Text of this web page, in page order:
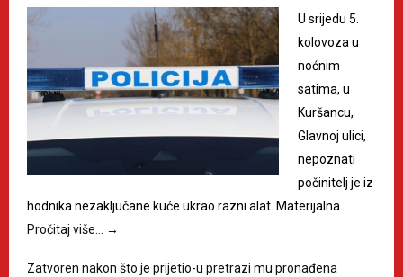
U srijedu 5.
kolovoza u
noćnim
satima, u
Kuršancu,
Glavnoj ulici,
nepoznati
počinitelj je iz
hodnika nezaključane kuće ukrao razni alat. Materijalna…
Pročitaj više… →
Zatvoren nakon što je prijetio-u pretrazi mu pronađena